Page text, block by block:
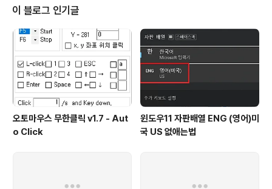
레이라서,케이스를 사용하는 경우엔 컬러가 별로 의미가
없어 보여요. 아래부터 박스 개봉기 사진 시작됩니다. 우측
이 Galaxy S8, 좌측이 Galaxy S8+ 입니다.박스크기가
미묘하게 달라요. 대충 크기 짐작하시라고 500원짜리 동
전 올려놨습니다 ㅎ..
이 블로그 인기글
오토마우스 무한클릭 v1.7 - Aut
o Click
윈도우11 자판배열 ENG (영어)미
국 US 없애는법